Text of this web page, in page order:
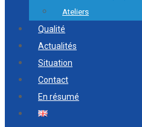
Ateliers
Qualité
Actualités
Situation
Contact
En résumé